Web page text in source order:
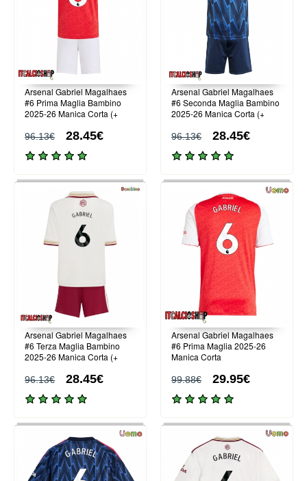
Arsenal Gabriel Magalhaes
#6 Prima Maglia Bambino
2025-26 Manica Corta (+
96.13€ 28.45€
Arsenal Gabriel Magalhaes
#6 Seconda Maglia Bambino
2025-26 Manica Corta (+
96.13€ 28.45€
Arsenal Gabriel Magalhaes
#6 Terza Maglia Bambino
2025-26 Manica Corta (+
96.13€ 28.45€
Arsenal Gabriel Magalhaes
#6 Prima Maglia 2025-26
Manica Corta
99.88€ 29.95€